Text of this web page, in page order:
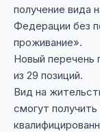
получение вида
Федерации без
проживание».
Новый перечень
из 29 позиций.
Вид на
смогут